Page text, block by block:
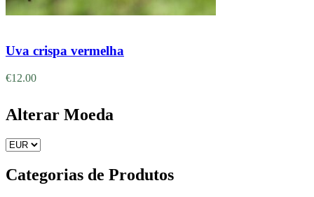
Uva crispa vermelha
€12.00
Alterar Moeda
Categorias de Produtos